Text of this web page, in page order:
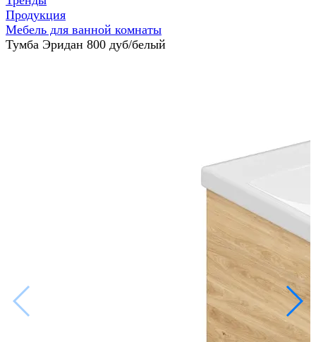
Продукция
Мебель для ванной комнаты
Тумба Эридан 800 дуб/белый